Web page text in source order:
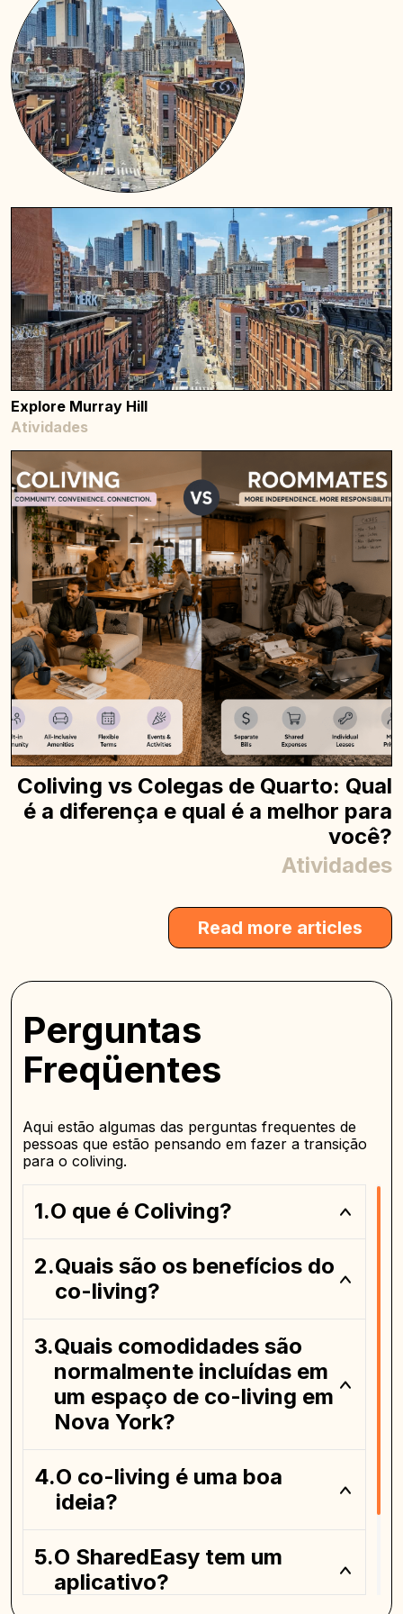
Explore Murray Hill
Atividades
Coliving vs Colegas de Quarto: Qual
é a diferença e qual é a melhor para
você?
Atividades
Read more articles
Perguntas
Freqüentes
Aqui estão algumas das perguntas frequentes de
pessoas que estão pensando em fazer a transição
para o coliving.
O que é Coliving?
Quais são os benefícios do
co-living?
Quais comodidades são
normalmente incluídas em
um espaço de co-living em
Nova York?
O co-living é uma boa
ideia?
O SharedEasy tem um
aplicativo?